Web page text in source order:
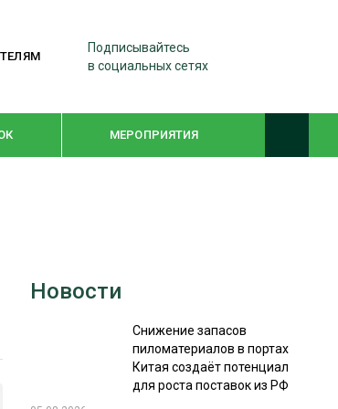
Подписывайтесь
в социальных сетях
МЕРОПРИЯТИЯ
2021
ДРЕВЕСИНЫ
Новости
Снижение запасов
пиломатериалов в портах
Китая создаёт потенциал
для роста поставок из РФ